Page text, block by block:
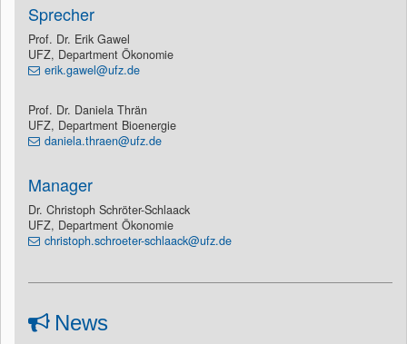
Sprecher
Prof. Dr. Erik Gawel
UFZ, Department Ökonomie
erik.gawel@ufz.de
Prof. Dr. Daniela Thrän
UFZ, Department Bioenergie
daniela.thraen@ufz.de
Manager
Dr. Christoph Schröter-Schlaack
UFZ, Department Ökonomie
christoph.schroeter-schlaack@ufz.de
News